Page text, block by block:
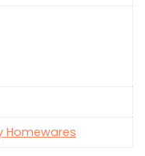
Homewares